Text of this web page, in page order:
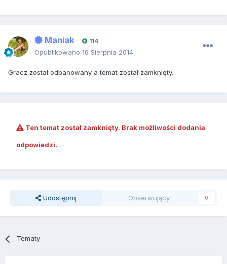
Maniak 114
Opublikowano 16 Sierpnia 2014
Gracz został odbanowany a temat został zamknięty.
Ten temat został zamknięty. Brak możliwości dodania
odpowiedzi.
Udostępnij Obserwujący 0
Tematy